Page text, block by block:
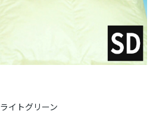
ライトグリーン